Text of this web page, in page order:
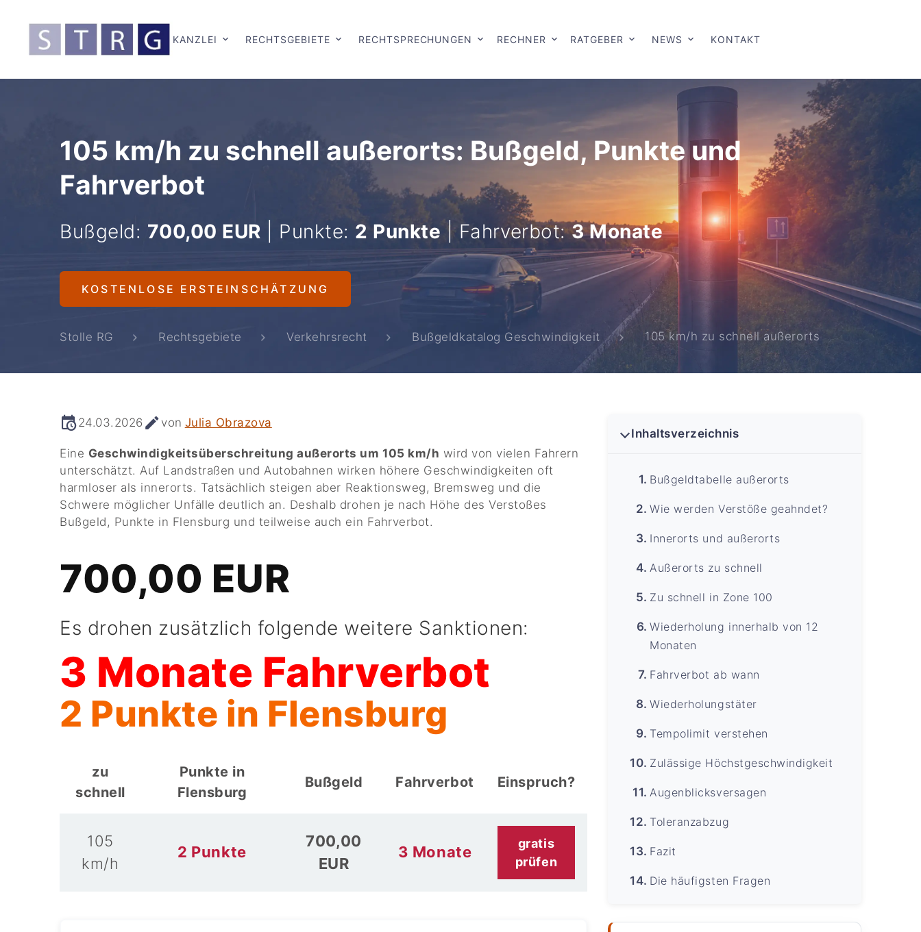
KANZLEI RECHTSGEBIETE RECHTSPRECHUNGEN RECHNER RATGEBER NEWS KONTAKT
105 km/h zu schnell außerorts: Bußgeld, Punkte und
Fahrverbot
Bußgeld: 700,00 EUR | Punkte: 2 Punkte| Fahrverbot:3 Monate
KOSTENLOSE ERSTEINSCHÄTZUNG
Stolle RG Rechtsgebiete Verkehrsrecht Bußgeldkatalog Geschwindigkeit 105 km/h zu schnell außerorts
24.03.2026 von Julia Obrazova
Eine Geschwindigkeitsüberschreitung außerorts um 105 km/h wird von vielen Fahrern
unterschätzt. Auf Landstraßen und Autobahnen wirken höhere Geschwindigkeiten oft
harmloser als innerorts. Tatsächlich steigen aber Reaktionsweg, Bremsweg und die
Schwere möglicher Unfälle deutlich an. Deshalb drohen je nach Höhe des Verstoßes
Bußgeld, Punkte in Flensburg und teilweise auch ein Fahrverbot.
700,00 EUR
Es drohen zusätzlich folgende weitere Sanktionen:
3 Monate Fahrverbot
2 Punkte in Flensburg
zu
schnell
Punkte in
Flensburg
Bußgeld Fahrverbot Einspruch?
105
km/h
2 Punkte
700,00
EUR
3 Monate
gratis
prüfen
Inhaltsverzeichnis
Bußgeldtabelle außerorts
Wie werden Verstöße geahndet?
Innerorts und außerorts
Außerorts zu schnell
Zu schnell in Zone 100
Wiederholung innerhalb von 12
Monaten
Fahrverbot ab wann
Wiederholungstäter
Tempolimit verstehen
Zulässige Höchstgeschwindigkeit
Augenblicksversagen
Toleranzabzug
Fazit
Die häufigsten Fragen